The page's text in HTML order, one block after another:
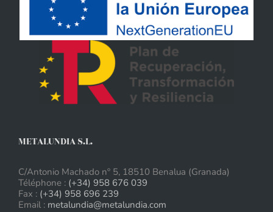
METALUNDIA S.L.
C/Antonio Machado nº 5, 18510 Benalua (Granada)
Téléphone : (+34) 958 676 039
Fax : (+34) 958 696 239
Email : metalundia@metalundia.com